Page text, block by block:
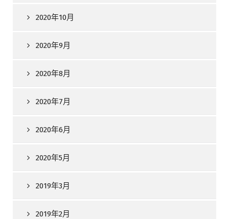
2020年10月
2020年9月
2020年8月
2020年7月
2020年6月
2020年5月
2019年3月
2019年2月